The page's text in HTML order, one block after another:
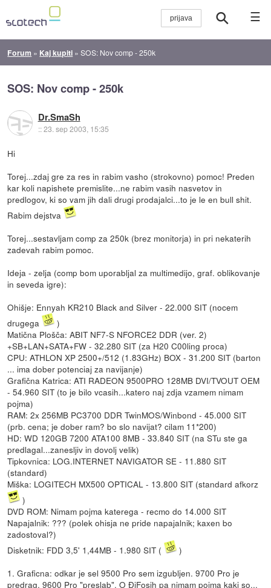
☰
Forum » Kaj kupiti »SOS: Nov comp - 250k
SOS: Nov comp - 250k
Dr.SmaSh
::23. sep 2003, 15:35
Hi
Torej...zdaj gre za res in rabim vasho (strokovno) pomoc! Preden
kar koli napishete premislite...ne rabim vasih nasvetov in
predlogov, ki so vam jih dali drugi prodajalci...to je le en bull shit.
Rabim dejstva
Torej...sestavljam comp za 250k (brez monitorja) in pri nekaterih
zadevah rabim pomoc.
Ideja - zelja (comp bom uporabljal za multimedijo, graf. oblikovanje
in seveda igre):
Ohišje: Ennyah KR210 Black and Silver - 22.000 SIT (nocem
drugega
)
Matična Plošča: ABIT NF7-S NFORCE2 DDR (ver. 2)
+SB+LAN+SATA+FW - 32.280 SIT (za H20 C00ling proca)
CPU: ATHLON XP 2500+/512 (1.83GHz) BOX - 31.200 SIT (barton
... ima dober potenciaj za navijanje)
Grafična Katrica: ATI RADEON 9500PRO 128MB DVI/TVOUT OEM
- 54.960 SIT (to je bilo vcasih...katero naj zdja vzamem nimam
pojma)
RAM: 2x 256MB PC3700 DDR TwinMOS/Winbond - 45.000 SIT
(prb. cena; je dober ram? bo slo navijat? cilam 11*200)
HD: WD 120GB 7200 ATA100 8MB - 33.840 SIT (na STu ste ga
predlagal...zanesljiv in dovolj velik)
Tipkovnica: LOG.INTERNET NAVIGATOR SE - 11.880 SIT
(standard)
Miška: LOGITECH MX500 OPTICAL - 13.800 SIT (standard afkorz
)
DVD ROM: Nimam pojma katerega - recmo do 14.000 SIT
Napajalnik: ??? (polek ohisja ne pride napajalnik; kaxen bo
zadostoval?)
Disketnik: FDD 3,5' 1,44MB - 1.980 SIT (
)
1. Graficna: odkar je sel 9500 Pro sem izgubljen. 9700 Pro je
predrag, 9600 Pro "preslab". O ĐiFosih pa nimam pojma kaki so...